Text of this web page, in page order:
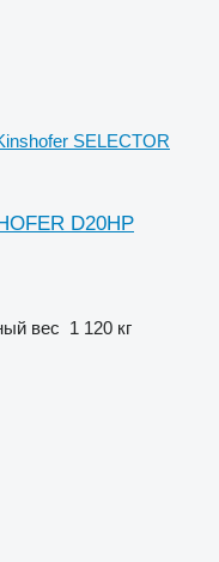
SELECTOR
D20HP
вес 1 120 кг